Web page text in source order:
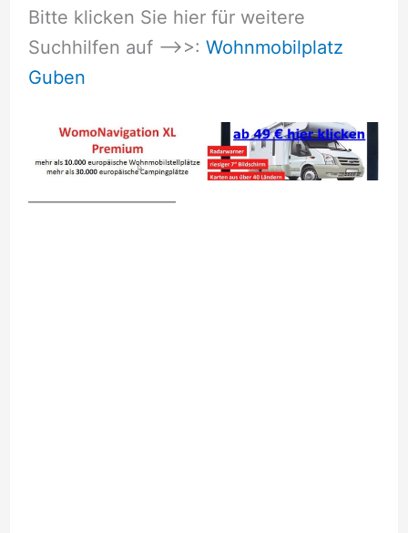
Bitte klicken Sie hier für weitere
Suchhilfen auf –>>: Wohnmobilplatz
Guben